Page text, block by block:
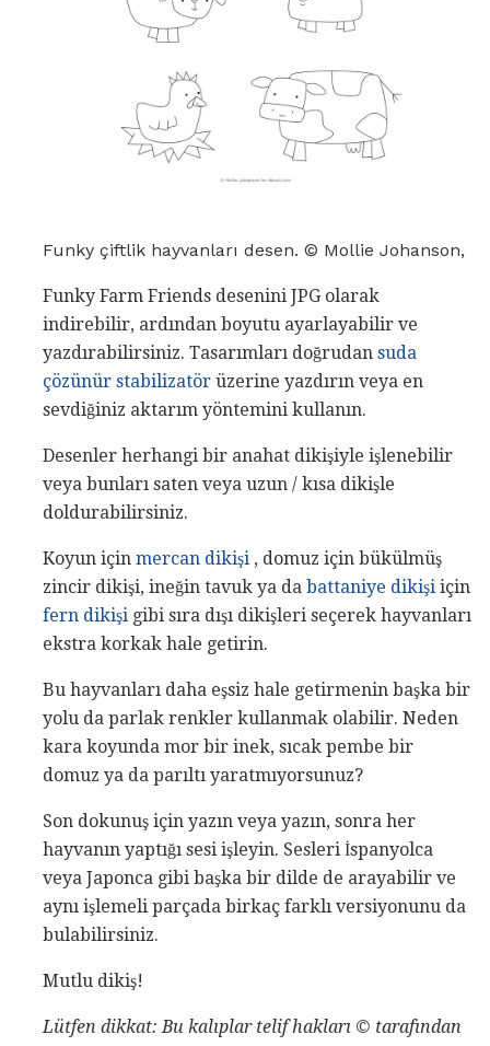
Funky çiftlik hayvanları desen. © Mollie Johanson,
Funky Farm Friends desenini JPG olarak
indirebilir, ardından boyutu ayarlayabilir ve
yazdırabilirsiniz. Tasarımları doğrudan suda
çözünür stabilizatör üzerine yazdırın veya en
sevdiğiniz aktarım yöntemini kullanın.
Desenler herhangi bir anahat dikişiyle işlenebilir
veya bunları saten veya uzun / kısa dikişle
doldurabilirsiniz.
Koyun için mercan dikişi , domuz için bükülmüş
zincir dikişi, ineğin tavuk ya da battaniye dikişi için
fern dikişi gibi sıra dışı dikişleri seçerek hayvanları
ekstra korkak hale getirin.
Bu hayvanları daha eşsiz hale getirmenin başka bir
yolu da parlak renkler kullanmak olabilir. Neden
kara koyunda mor bir inek, sıcak pembe bir
domuz ya da parıltı yaratmıyorsunuz?
Son dokunuş için yazın veya yazın, sonra her
hayvanın yaptığı sesi işleyin. Sesleri İspanyolca
veya Japonca gibi başka bir dilde de arayabilir ve
aynı işlemeli parçada birkaç farklı versiyonunu da
bulabilirsiniz.
Mutlu dikiş!
Lütfen dikkat: Bu kalıplar telif hakları © tarafından